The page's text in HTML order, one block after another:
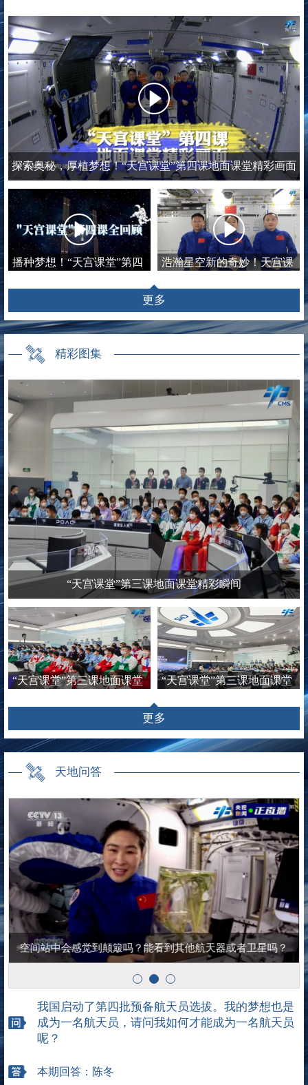
探索奥秘，厚植梦想！“天宫课堂”第四课地面课堂精彩画面
播种梦想！“天宫课堂”第四
浩瀚星空新的奇妙！天宫课
更多
精彩图集
“天宫课堂”第三课地面课堂精彩瞬间
“天宫课堂”第三课地面课堂
“天宫课堂”第三课地面课堂
更多
天地问答
我国启动了第四批预备航天员选拔。我的梦想也是
成为一名航天员，请问我如何才能成为一名航天员
呢？
本期回答：陈冬
空间站中会感觉到颠簸吗？能看到其他航天器或者卫星吗？